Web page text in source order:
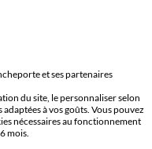
uniquement
et ses partenaires
du site, le personnaliser selon
à vos goûts. Vous pouvez
nécessaires au fonctionnement
mois.